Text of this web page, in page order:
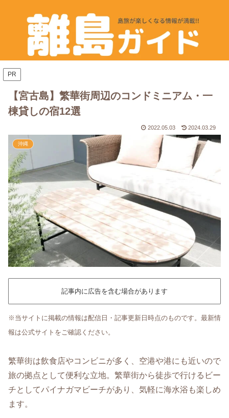
PR
【宮古島】繁華街周辺のコンドミニアム・一
棟貸しの宿12選
2022.05.03 2024.03.29
沖縄
記事内に広告を含む場合があります
※当サイトに掲載の情報は配信日・記事更新日時点のものです。最新情
報は公式サイトをご確認ください。
繁華街は飲食店やコンビニが多く、空港や港にも近いので
旅の拠点として便利な立地。繁華街から徒歩で行けるビー
チとしてパイナガマビーチがあり、気軽に海水浴も楽しめ
ます。